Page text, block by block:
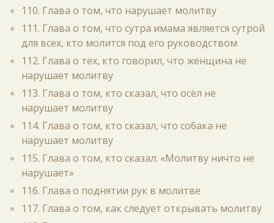
110. Глава о том, что нарушает молитву
111. Глава о том, что сутра имама является сутрой
для всех, кто молится под его руководством
112. Глава о тех, кто говорил, что женщина не
нарушает молитву
113. Глава о том, кто сказал, что осёл не
нарушает молитву
114. Глава о том, кто сказал, что собака не
нарушает молитву
115. Глава о том, кто сказал: «Молитву ничто не
нарушает»
116. Глава о поднятии рук в молитве
117. Глава о том, как следует открывать молитву